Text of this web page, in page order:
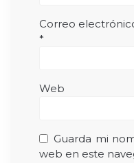
Correo
*
Web
Guarda mi
web en este